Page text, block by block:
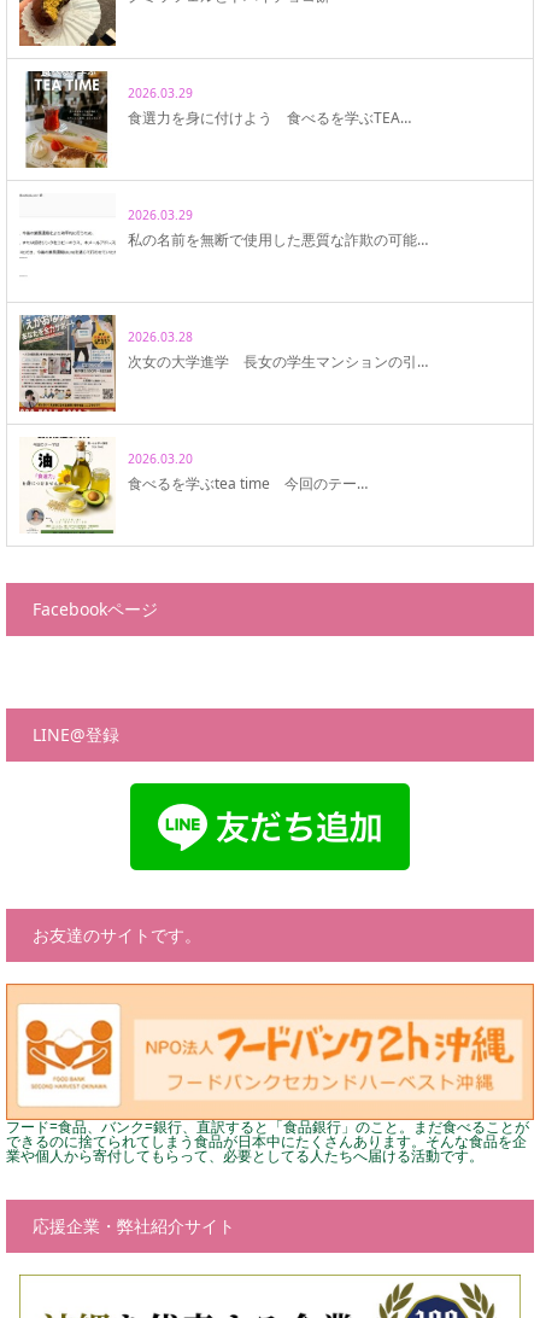
2026.03.29
食選力を身に付けよう 食べるを学ぶTEA…
2026.03.29
私の名前を無断で使用した悪質な詐欺の可能…
2026.03.28
次女の大学進学 長女の学生マンションの引…
2026.03.20
食べるを学ぶtea time 今回のテー…
Facebookページ
LINE@登録
お友達のサイトです。
フード=食品、バンク=銀行、直訳すると「食品銀行」のこと。まだ食べることが
できるのに捨てられてしまう食品が日本中にたくさんあります。そんな食品を企
業や個人から寄付してもらって、必要としてる人たちへ届ける活動です。
応援企業・弊社紹介サイト